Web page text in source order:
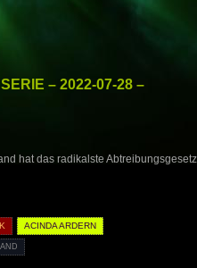
– 2022-07-28 –
hat das radikalste Abtreibungsgesetz
ACINDA ARDERN